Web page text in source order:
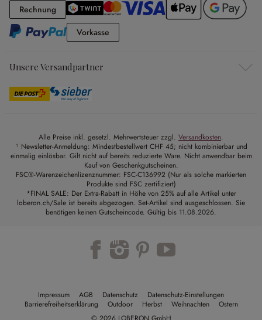
RechnungRechnung
Vorkasse
Unsere Versandpartner
Alle Preise inkl. gesetzl. Mehrwertsteuer zzgl. Versandkosten.
¹ Newsletter-Anmeldung: Mindestbestellwert CHF 45; nicht kombinierbar und
einmalig einlösbar. Gilt nicht auf bereits reduzierte Ware. Nicht anwendbar beim
Kauf von Geschenkgutscheinen.
FSC®-Warenzeichenlizenznummer: FSC-C136992 (Nur als solche markierten
Produkte sind FSC zertifiziert)
*FINAL SALE: Der Extra-Rabatt in Höhe von 25% auf alle Artikel unter
loberon.ch/Sale ist bereits abgezogen. Set-Artikel sind ausgeschlossen. Sie
benötigen keinen Gutscheincode. Gültig bis 11.08.2026.
Impressum AGB Datenschutz
Datenschutz-Einstellungen
Barrierefreiheitserklärung
Outdoor Herbst Weihnachten
Ostern